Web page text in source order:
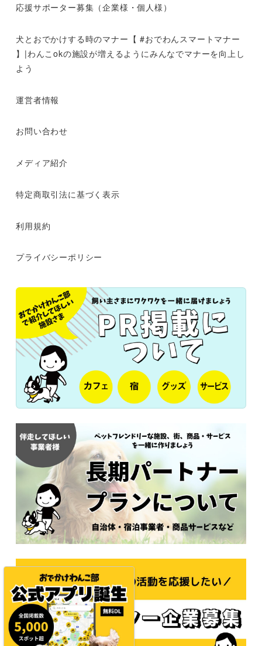
応援サポーター募集（企業様・個人様）
犬とおでかけする時のマナー【 #おでわんスマートマナー
】|わんこokの施設が増えるようにみんなでマナーを向上し
よう
運営者情報
お問い合わせ
メディア紹介
特定商取引法に基づく表示
利用規約
プライバシーポリシー